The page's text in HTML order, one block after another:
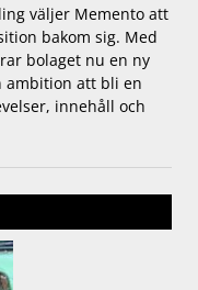
väljer Memento att
bakom sig. Med
bolaget nu en ny
ambition att bli en
innehåll och